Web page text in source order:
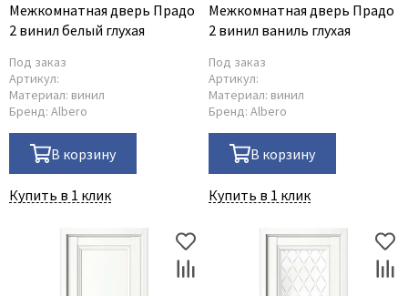
Межкомнатная дверь Прадо
2 винил белый глухая
Под заказ
Артикул:
Материал: винил
Бренд: Albero
В корзину
Купить в 1 клик
Межкомнатная дверь Прадо
2 винил ваниль глухая
Под заказ
Артикул:
Материал: винил
Бренд: Albero
В корзину
Купить в 1 клик